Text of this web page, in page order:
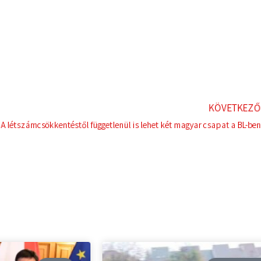
KÖVETKEZŐ
A létszámcsökkentéstől függetlenül is lehet két magyar csapat a BL-ben